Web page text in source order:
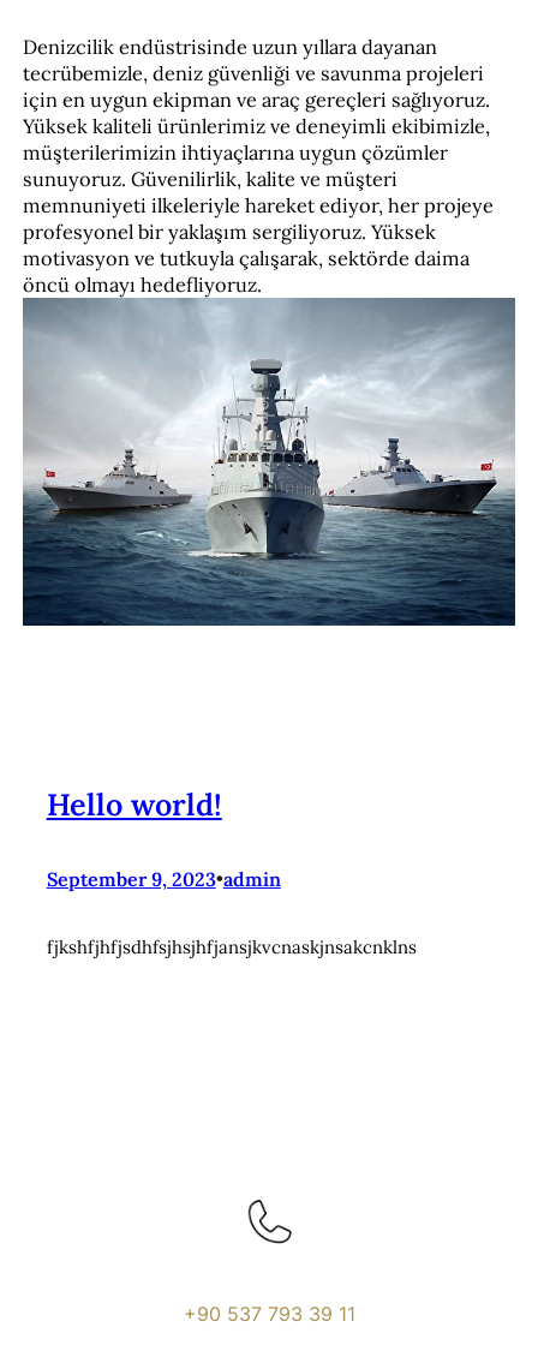
Denizcilik endüstrisinde uzun yıllara dayanan
tecrübemizle, deniz güvenliği ve savunma projeleri
için en uygun ekipman ve araç gereçleri sağlıyoruz.
Yüksek kaliteli ürünlerimiz ve deneyimli ekibimizle,
müşterilerimizin ihtiyaçlarına uygun çözümler
sunuyoruz. Güvenilirlik, kalite ve müşteri
memnuniyeti ilkeleriyle hareket ediyor, her projeye
profesyonel bir yaklaşım sergiliyoruz. Yüksek
motivasyon ve tutkuyla çalışarak, sektörde daima
öncü olmayı hedefliyoruz.
Hello world!
September 9, 2023•admin
fjkshfjhfjsdhfsjhsjhfjansjkvcnaskjnsakcnklns
+90 537 793 39 11